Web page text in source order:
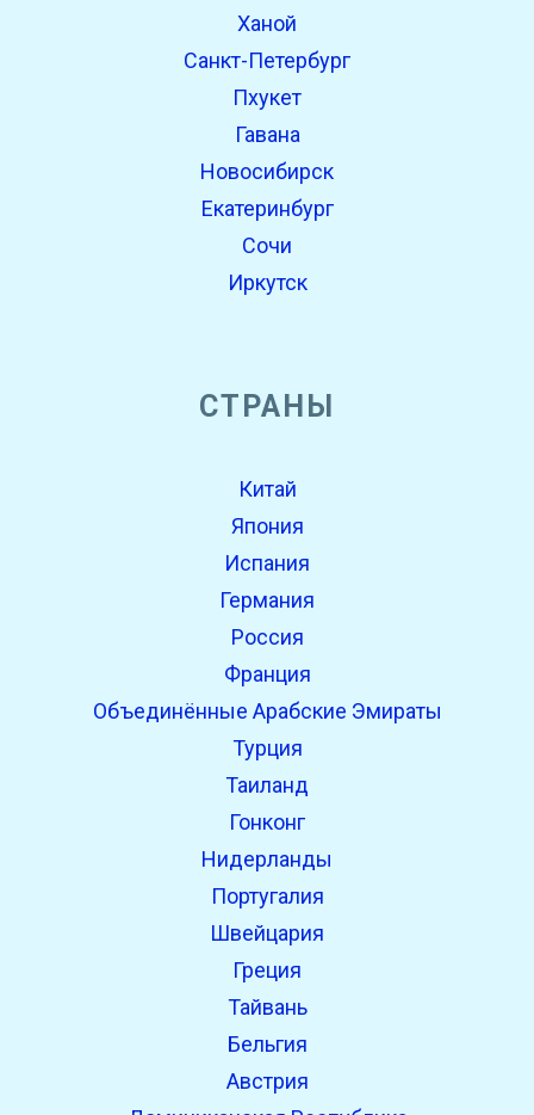
Ханой
Санкт-Петербург
Пхукет
Гавана
Новосибирск
Екатеринбург
Сочи
Иркутск
СТРАНЫ
Китай
Япония
Испания
Германия
Россия
Франция
Объединённые Арабские Эмираты
Турция
Таиланд
Гонконг
Нидерланды
Португалия
Швейцария
Греция
Тайвань
Бельгия
Австрия